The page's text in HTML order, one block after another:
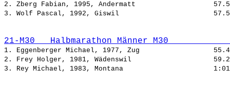
2. Zberg Fabian, 1995, Andermatt
3. Wolf Pascal, 1992, Giswil
21-M30   Halbmarathon Männer M30
1. Eggenberger Michael, 1977, Zug
2. Frey Holger, 1981, Wädenswil
3. Rey Michael, 1983, Montana